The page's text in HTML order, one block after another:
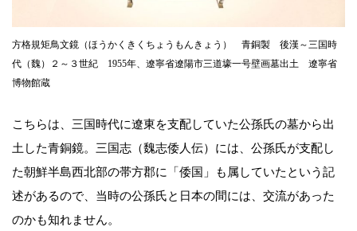
方格規矩鳥文鏡（ほうかくきくちょうもんきょう） 青銅製 後漢～三国時
代（魏）２～３世紀 1955年、遼寧省遼陽市三道壕一号壁画墓出土 遼寧省
博物館蔵
こちらは、三国時代に遼東を支配していた公孫氏の墓から出
土した青銅鏡。三国志（魏志倭人伝）には、公孫氏が支配し
た朝鮮半島西北部の帯方郡に「倭国」も属していたという記
述があるので、当時の公孫氏と日本の間には、交流があった
のかも知れません。